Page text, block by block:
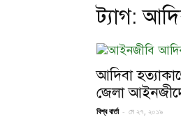
ট্যাগ:
আদিবা
জেলা
বিশ্ব বার্তা - মে ২৭, ২০১৯